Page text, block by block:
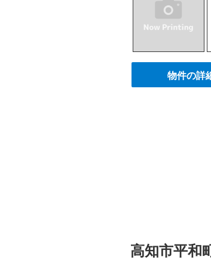
物件の詳
高知市平和